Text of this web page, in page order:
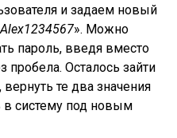
и задаем новый
Alex1234567». Можно
пароль, введя вместо
пробела. Осталось зайти
те два значения
в систему под новым